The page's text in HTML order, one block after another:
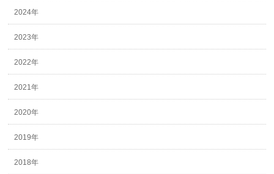
2024年
2023年
2022年
2021年
2020年
2019年
2018年